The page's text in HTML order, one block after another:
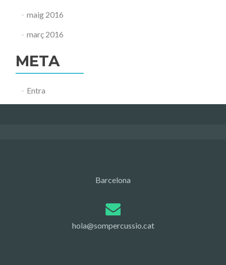
maig 2016
març 2016
META
Entra
Barcelona
hola@sompercussio.cat